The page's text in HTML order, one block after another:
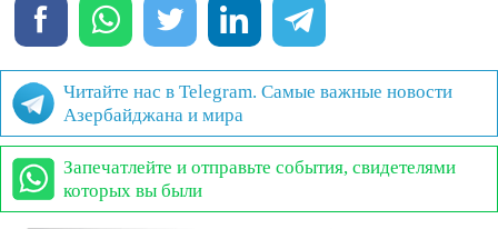
Читайте нас в Telegram. Самые важные новости
Азербайджана и мира
Запечатлейте и отправьте события, свидетелями
которых вы были